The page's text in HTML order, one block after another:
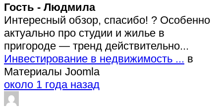
Гость - Людмила
Интересный обзор, спасибо! ? Особенно
актуально про студии и жилье в
пригороде — тренд действительно...
Инвестирование в недвижимость ... в
Материалы Joomla
около 1 года назад